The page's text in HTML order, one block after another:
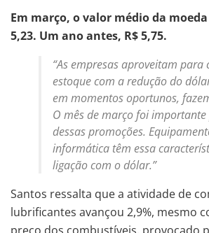
Em março, o valor médio da
5,23. Um ano antes, R$ 5,75.
“As empresas aproveitam para
estoque com a redução do
em momentos oportunos,
O mês de março foi
dessas promoções.
informática têm essa
ligação com o dólar.”
Santos ressalta que a atividade de
lubrificantes avançou 2,9%, mesmo